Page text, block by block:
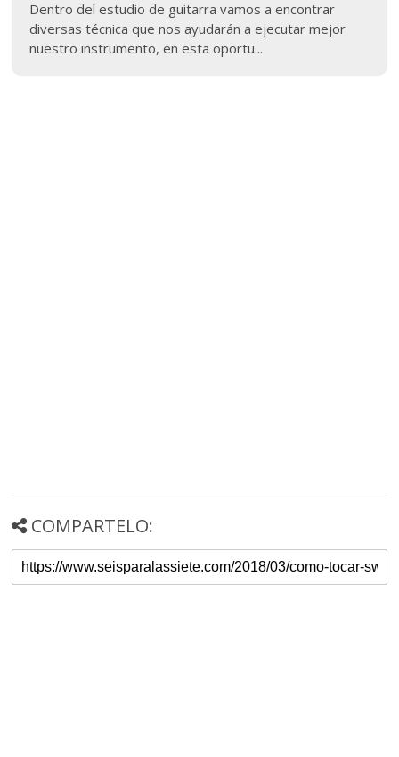
Dentro del estudio de guitarra vamos a encontrar
diversas técnica que nos ayudarán a ejecutar mejor
nuestro instrumento, en esta oportu...
COMPARTELO: